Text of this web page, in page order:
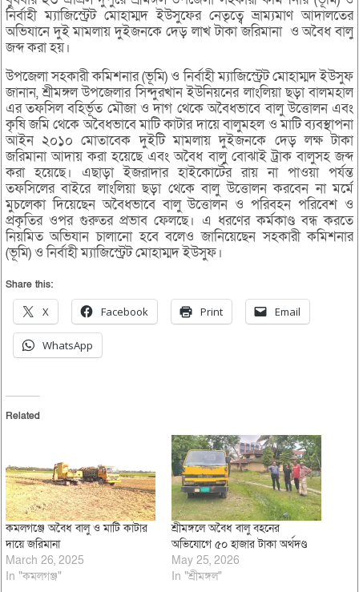
নির্বাহী ম্যাজিস্ট্রেট মোহাম্মদ ইউসুফের নেতৃত্বে ভ্রাম্যমাণ আদালতের
অভিযানে দুই মামলায় দুইজনকে দেড় লাখ টাকা জরিমানা ও অবৈধ বালু
জব্দ করা হয়।
উপজেলা সহকারী কমিশনার (ভূমি) ও নির্বাহী ম্যাজিস্ট্রেট মোহাম্মদ ইউসুফ
জানান, শ্রীমঙ্গল উপজেলার সিন্দুরখান ইউনিয়নের লাংলিয়া ছড়া বালমহাল
এর তফসিল বহির্ভূত মৌজা ও দাগ থেকে অবৈধভাবে বালু উত্তোলন এবং
কৃষি জমি থেকে অবৈধভাবে মাটি কাটার দায়ে বালুমহল ও মাটি ব্যবস্থাপনা
আইন ২০১০ মোতাবেক দুইটি মামলায় দুইজনকে দেড় লক্ষ টাকা
জরিমানা আদায় করা হয়েছে এবং অবৈধ বালু বোঝাই ট্রাক বালুসহ জব্দ
করা হয়েছে। এছাড়া ইজরাদার হাইকোর্টের রায় না পাওয়া পর্যন্ত
তফসিলের বাইরে লাংলিয়া ছড়া থেকে বালু উত্তোলন করবেন না মর্মে
মুচলেকা দিয়েছেন অবৈধভাবে বালু উত্তোলন ও পরিবহন পরিবেশ ও
প্রকৃতির ওপর গুরুতর প্রভাব ফেলছে। এ ধরণের কর্মকাণ্ড বন্ধ করতে
নিয়মিত অভিযান চালানো হবে বলেও জানিয়েছেন সহকারী কমিশনার
(ভূমি) ও নির্বাহী ম্যাজিস্ট্রেট মোহাম্মদ ইউসুফ।
Share this:
X Facebook Print Email
WhatsApp
Related
কমলগঞ্জে অবৈধ বালু ও মাটি কাটার
দায়ে জরিমানা
March 26, 2025
In "কমলগঞ্জ"
শ্রীমঙ্গলে অবৈধ বালু বহনের
অভিযোগে ৫০ হাজার টাকা অর্থদণ্ড
May 25, 2026
In "শ্রীমঙ্গল"